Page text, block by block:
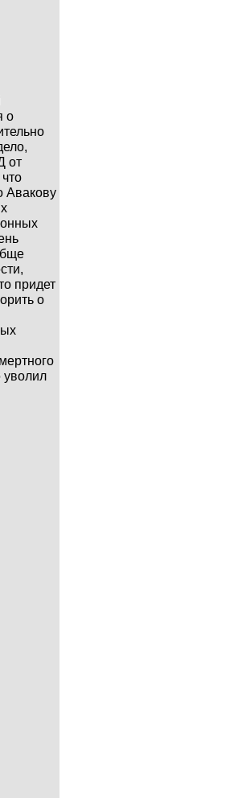
о
от
Авакову
придет
о
уволил